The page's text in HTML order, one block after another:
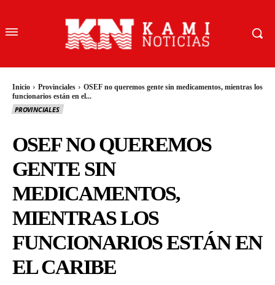
Inicio Provinciales
OSEF no queremos gente sin medicamentos, mientras los
funcionarios están en el...
PROVINCIALES
OSEF NO QUEREMOS
GENTE SIN
MEDICAMENTOS,
MIENTRAS LOS
FUNCIONARIOS ESTÁN EN
EL CARIBE